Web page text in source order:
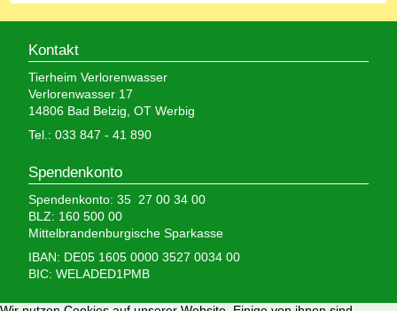
Kontakt
Tierheim Verlorenwasser
Verlorenwasser 17
14806 Bad Belzig, OT Werbig
Tel.: 033 847 - 41 890
Spendenkonto
Spendenkonto: 35 27 00 34 00
BLZ: 160 500 00
Mittelbrandenburgische Sparkasse
IBAN: DE05 1605 0000 3527 0034 00
BIC: WELADED1PMB